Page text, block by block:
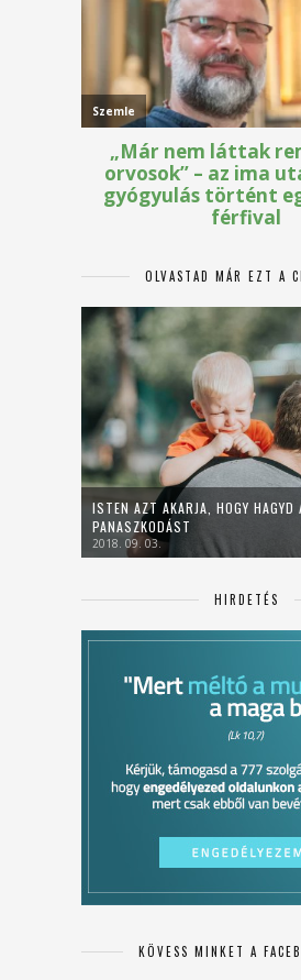
OLVASTAD MÁR EZT A
ISTEN AZT AKARJA, HOGY HAGYD
PANASZKODÁST
2018. 09. 03.
HIRDETÉS
KÖVESS MINKET A